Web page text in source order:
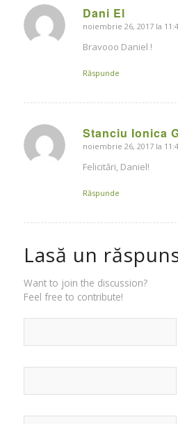
Dani El
says:
noiembrie 26, 2017 la
Bravooo Daniel !
Răspunde
Stanciu Ionica
says:
noiembrie 26, 2017 la
Felicitări, Daniel!
Răspunde
Lasă un
Want to join the discussion?
Feel free to contribute!